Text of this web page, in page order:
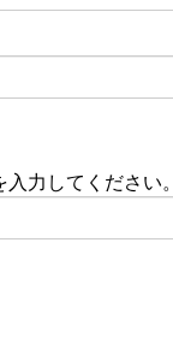
入力してください。